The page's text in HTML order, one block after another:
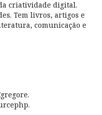
criatividade digital.
Tem livros, artigos e
comunicação e